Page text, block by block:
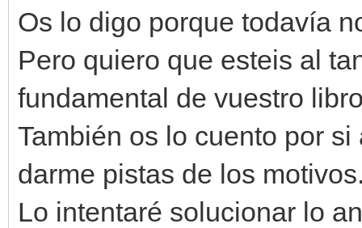
Os lo digo porque todavía
Pero quiero que esteis al
fundamental de vuestro
También os lo cuento por
darme pistas de los
Lo intentaré solucionar lo